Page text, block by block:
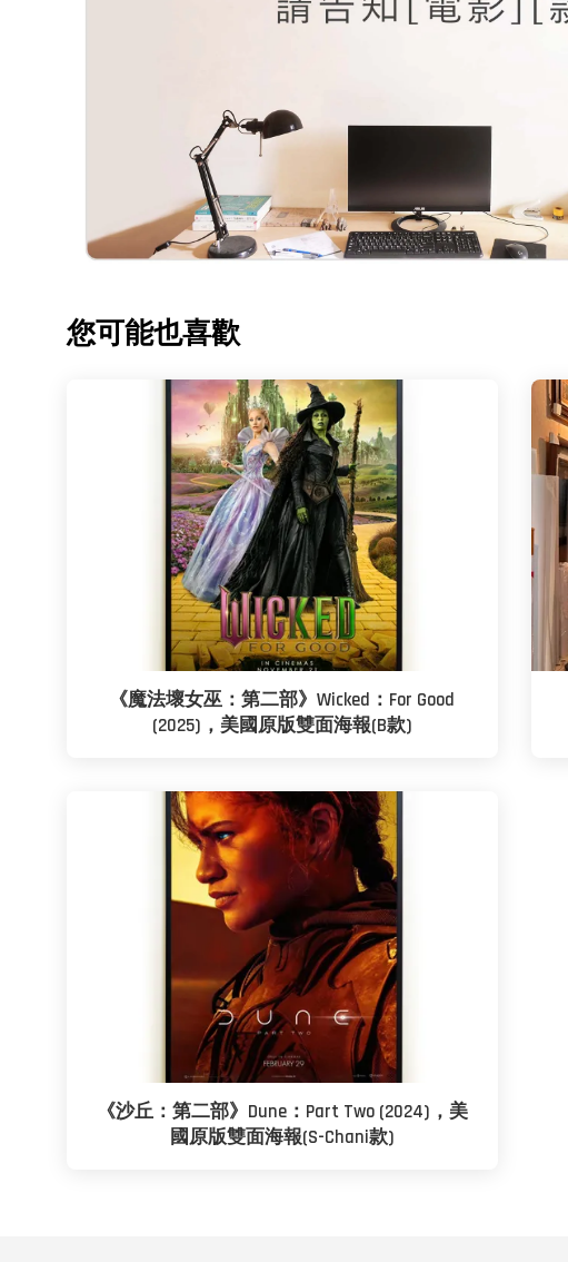
您可能也喜歡
《魔法壞女巫：第二部》Wicked：For Good
(2025)，美國原版雙面海報(B款)
《沙丘：第二部》Dune：Part Two (2024)，美
國原版雙面海報(S-Chani款)